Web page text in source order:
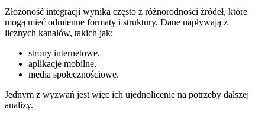
Złożoność integracji wynika często z różnorodności źródeł, które
mogą mieć odmienne formaty i struktury. Dane napływają z
licznych kanałów, takich jak:
strony internetowe,
aplikacje mobilne,
media społecznościowe.
Jednym z wyzwań jest więc ich ujednolicenie na potrzeby dalszej
analizy.